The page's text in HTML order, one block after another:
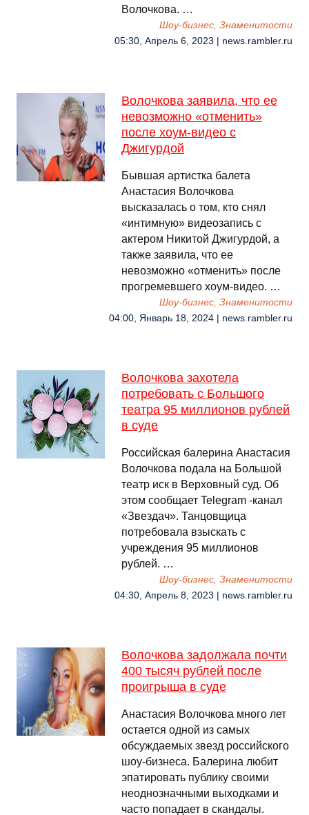
Волочкова. …
Шоу-бизнес, Знаменитости
05:30, Апрель 6, 2023 | news.rambler.ru
Волочкова заявила, что ее
невозможно «отменить»
после хоум-видео с
Джигурдой
Бывшая артистка балета
Анастасия Волочкова
высказалась о том, кто снял
«интимную» видеозапись с
актером Никитой Джигурдой, а
также заявила, что ее
невозможно «отменить» после
прогремевшего хоум-видео. …
Шоу-бизнес, Знаменитости
04:00, Январь 18, 2024 | news.rambler.ru
Волочкова захотела
потребовать с Большого
театра 95 миллионов рублей
в суде
Российская балерина Анастасия
Волочкова подала на Большой
театр иск в Верховный суд. Об
этом сообщает Telegram -канал
«Звездач». Танцовщица
потребовала взыскать с
учреждения 95 миллионов
рублей. …
Шоу-бизнес, Знаменитости
04:30, Апрель 8, 2023 | news.rambler.ru
Волочкова задолжала почти
400 тысяч рублей после
проигрыша в суде
Анастасия Волочкова много лет
остается одной из самых
обсуждаемых звезд российского
шоу-бизнеса. Балерина любит
эпатировать публику своими
неоднозначными выходками и
часто попадает в скандалы.